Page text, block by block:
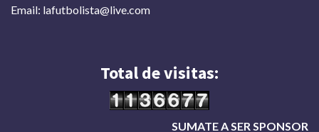
Email: lafutbolista@live.com
Total de visitas:
SUMATE A SER SPONSOR